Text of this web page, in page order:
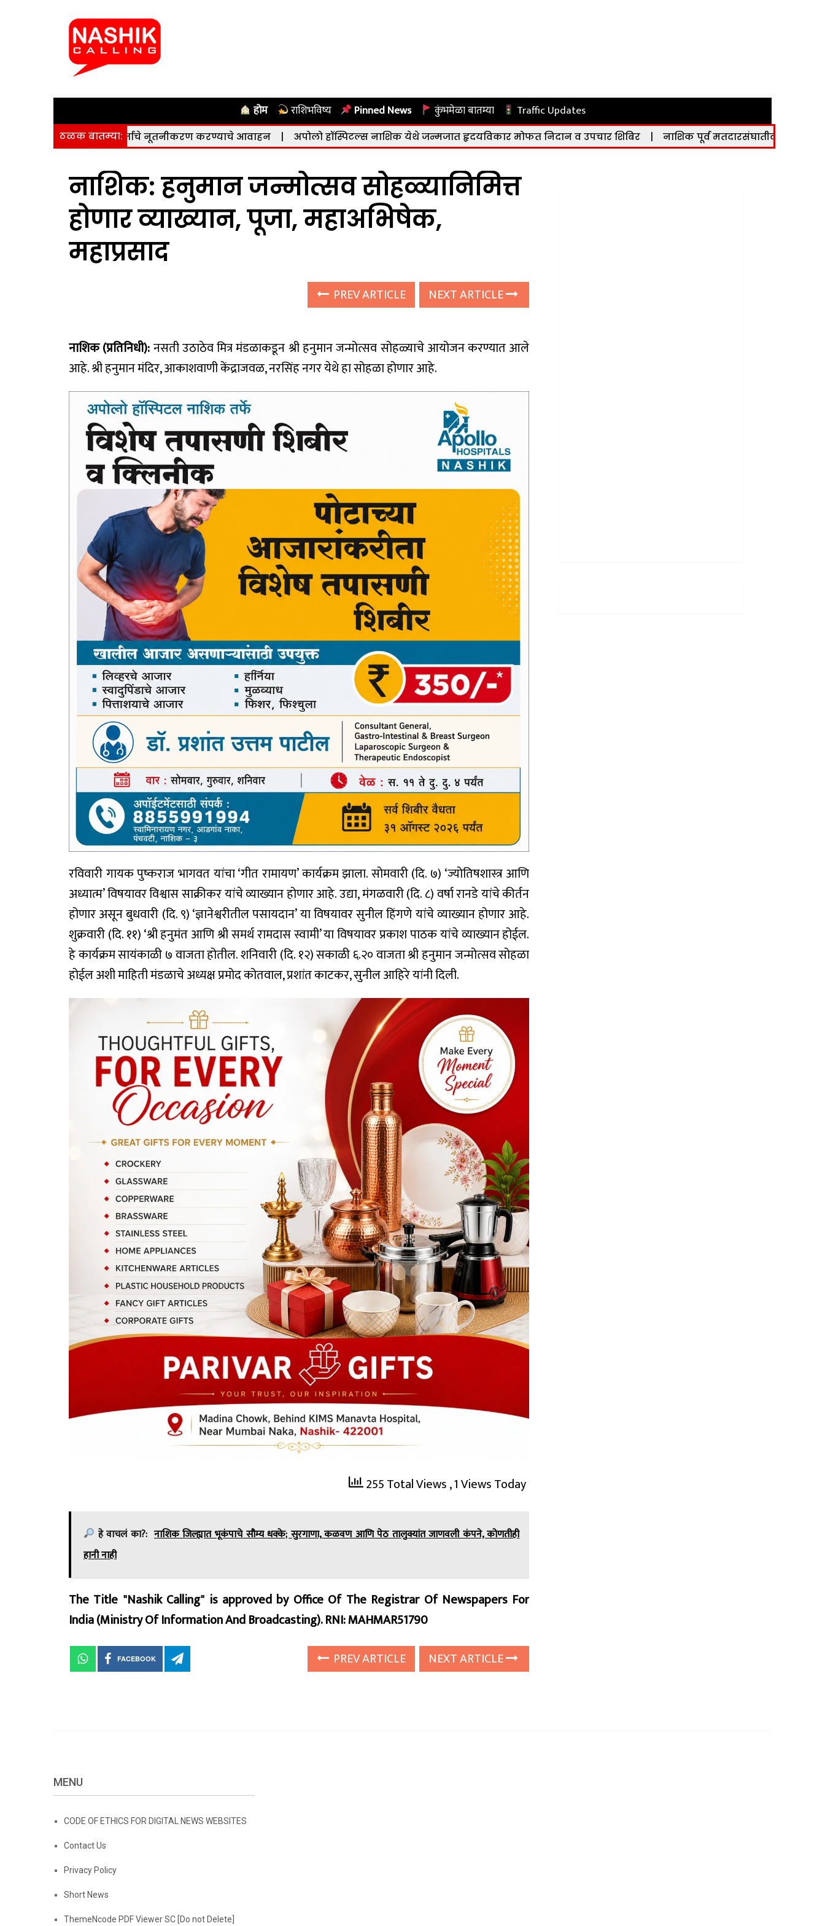
होम राशिभविष्य Pinned News कुंभमेळा बातम्या Traffic Updates
ठळक बातम्या:
15 सप्टेंबरपर्यंत अर्जाचे नूतनीकरण करण्याचे आवाहन | अपोलो हॉस्पिटल्स नाशिक येथे जन्मजात हृदयविकार मोफत निदान व उपचार शिबिर | नाशिक पूर्व मतदारसंघातील मतदारांनी ८ व ९
नाशिक: हनुमान जन्मोत्सव सोहळ्यानिमित्त
होणार व्याख्यान, पूजा, महाअभिषेक,
महाप्रसाद
PREV ARTICLE NEXT ARTICLE
नाशिक (प्रतिनिधी):नसती उठाठेव मित्र मंडळाकडून श्री हनुमान जन्मोत्सव सोहळ्याचे आयोजन करण्यात आले
आहे. श्री हनुमान मंदिर, आकाशवाणी केंद्राजवळ, नरसिंह नगर येथे हा सोहळा होणार आहे.
रविवारी गायक पुष्कराज भागवत यांचा ‘गीत रामायण’ कार्यक्रम झाला. सोमवारी (दि. ७) ‘ज्योतिषशास्त्र आणि
अध्यात्म’ विषयावर विश्वास साक्रीकर यांचे व्याख्यान होणार आहे. उद्या, मंगळवारी (दि. ८) वर्षा रानडे यांचे कीर्तन
होणार असून बुधवारी (दि. ९) ‘ज्ञानेश्वरीतील पसायदान’ या विषयावर सुनील हिंगणे यांचे व्याख्यान होणार आहे.
शुक्रवारी (दि. ११) ‘श्री हनुमंत आणि श्री समर्थ रामदास स्वामी’ या विषयावर प्रकाश पाठक यांचे व्याख्यान होईल.
हे कार्यक्रम सायंकाळी ७ वाजता होतील. शनिवारी (दि. १२) सकाळी ६.२० वाजता श्री हनुमान जन्मोत्सव सोहळा
होईल अशी माहिती मंडळाचे अध्यक्ष प्रमोद कोतवाल, प्रशांत काटकर, सुनील आहिरे यांनी दिली.
255 Total Views, 1 Views Today
हे वाचलं का?: नाशिक जिल्ह्यात भूकंपाचे सौम्य धक्के; सुरगाणा, कळवण आणि पेठ तालुक्यांत जाणवली कंपने, कोणतीही
हानी नाही
The Title "Nashik Calling" is approved by Office Of The Registrar Of Newspapers For
India (Ministry Of Information And Broadcasting). RNI: MAHMAR51790
FACEBOOK PREV ARTICLE NEXT ARTICLE
MENU
CODE OF ETHICS FOR DIGITAL NEWS WEBSITES
Contact Us
Privacy Policy
Short News
ThemeNcode PDF Viewer SC [Do not Delete]